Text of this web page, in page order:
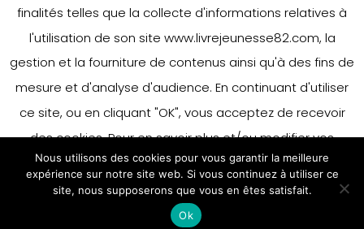
finalités telles que la collecte d'informations relatives à
l'utilisation de son site www.livrejeunesse82.com, la
gestion et la fourniture de contenus ainsi qu'à des fins de
mesure et d'analyse d'audience. En continuant d'utiliser
ce site, ou en cliquant "OK", vous acceptez de recevoir
des cookies. Pour en savoir plus et/ou modifier vos
préférences en matière de cookies, merci de vous référer
à notre politique sur les cookies.
Accepter
En savoir plus
Nous utilisons des cookies pour vous garantir la meilleure
expérience sur notre site web. Si vous continuez à utiliser ce
site, nous supposerons que vous en êtes satisfait.
Ok